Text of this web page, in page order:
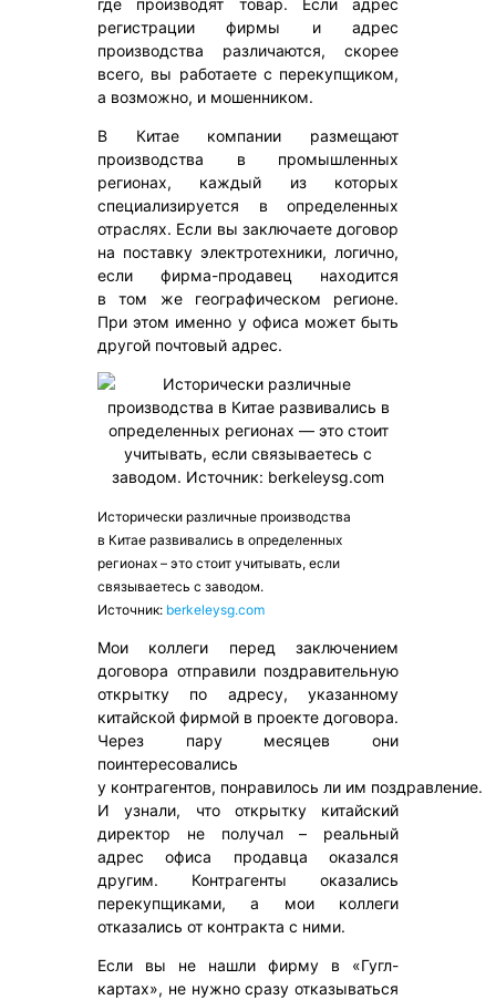
где производят товар. Если адрес
регистрации фирмы и адрес
производства различаются, скорее
всего, вы работаете с перекупщиком,
а возможно, и мошенником.
В Китае компании размещают
производства в промышленных
регионах, каждый из которых
специализируется в определенных
отраслях. Если вы заключаете договор
на поставку электротехники, логично,
если фирма-продавец находится
в том же географическом регионе.
При этом именно у офиса может быть
другой почтовый адрес.
Исторически различные производства
в Китае развивались в определенных
регионах – это стоит учитывать, если
связываетесь с заводом.
Источник: berkeleysg.com
Мои коллеги перед заключением
договора отправили поздравительную
открытку по адресу, указанному
китайской фирмой в проекте договора.
Через пару месяцев они
поинтересовались
у контрагентов, понравилось ли им поздравление.
И узнали, что открытку китайский
директор не получал – реальный
адрес офиса продавца оказался
другим. Контрагенты оказались
перекупщиками, а мои коллеги
отказались от контракта с ними.
Если вы не нашли фирму в «Гугл-
картах», не нужно сразу отказываться